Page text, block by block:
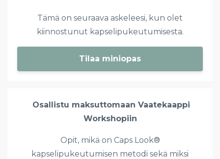
Tämä on seuraava askeleesi, kun olet
kiinnostunut kapselipukeutumisesta.
Tilaa miniopas
Osallistu maksuttomaan Vaatekaappi
Workshopiin
Opit, mikä on Caps Look®
kapselipukeutumisen metodi sekä miksi